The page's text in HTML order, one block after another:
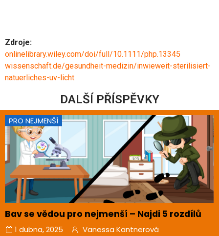
Zdroje:
onlinelibrary.wiley.com/doi/full/10.1111/php.13345
wissenschaft.de/gesundheit-medizin/inwieweit-sterilisiert-
natuerliches-uv-licht
DALŠÍ PŘÍSPĚVKY
PRO NEJMENŠÍ
Bav se vědou pro nejmenší – Najdi 5 rozdílů
1 dubna, 2025 Vanessa Kantnerová